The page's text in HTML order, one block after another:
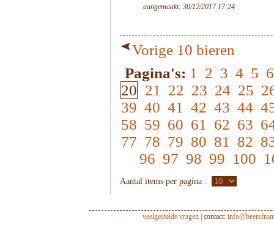
aangemaakt: 30/12/2017 17:24
Vorige 10 bieren
Pagina's: 1 2 3 4 5 6
20 21 22 23 24 25
39 40 41 42 43 44
58 59 60 61 62 63
77 78 79 80 81 82
96 97 98 99 100
Aantal items per pagina :
veelgestelde vragen | contact: